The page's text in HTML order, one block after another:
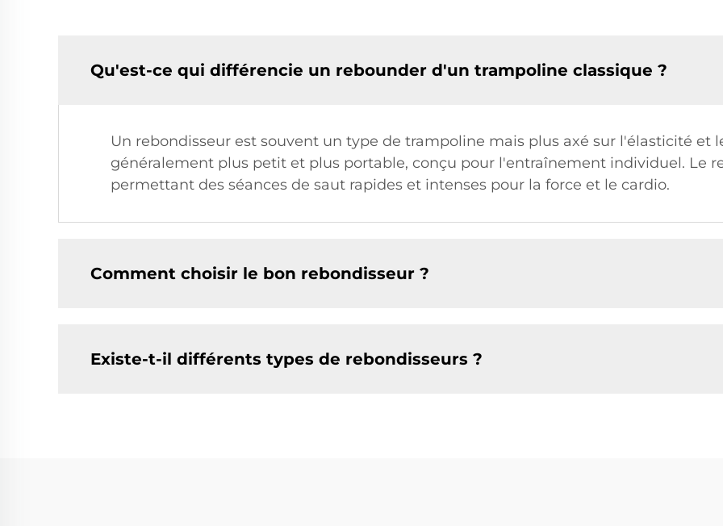
Qu'est-ce qui différencie un rebounder d'un trampoline classique ?
Un rebondisseur est souvent un type de trampoline mais plus axé sur l'élasticité et
généralement plus petit et plus portable, conçu pour l'entraînement individuel. Le
permettant des séances de saut rapides et intenses pour la force et le cardio.
Comment choisir le bon rebondisseur ?
Existe-t-il différents types de rebondisseurs ?